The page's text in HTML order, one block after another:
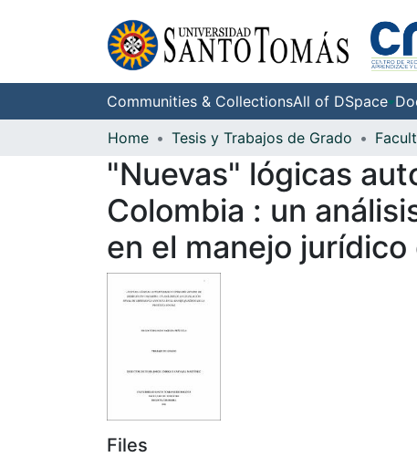
Communities & CollectionsAll of DSpace
Home
Tesis y Trabajos de Grado
"Nuevas" lógicas
Colombia : un
en el manejo
Files